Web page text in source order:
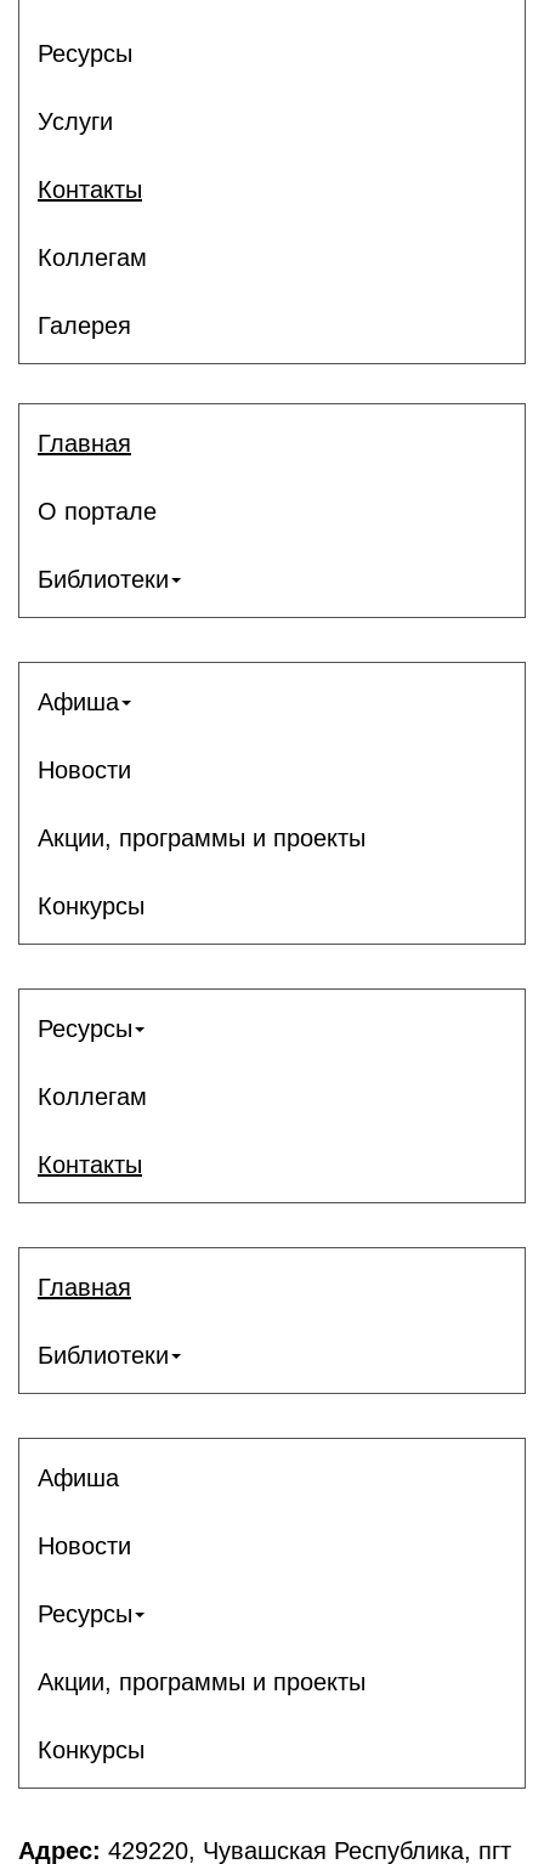
Ресурсы
Услуги
Контакты
Коллегам
Галерея
Главная
О портале
Библиотеки
Афиша
Новости
Акции, программы и проекты
Конкурсы
Ресурсы
Коллегам
Контакты
Главная
Библиотеки
Афиша
Новости
Ресурсы
Акции, программы и проекты
Конкурсы
Адрес: 429220, Чувашская Республика, пгт